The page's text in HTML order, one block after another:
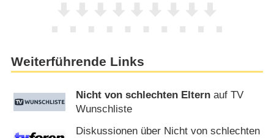
Weiterführende Links
Nicht von schlechten Eltern auf TV
Wunschliste
Diskussionen über Nicht von schlechten